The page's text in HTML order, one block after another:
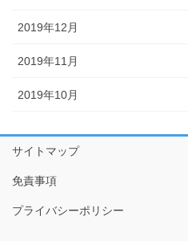
2019年12月
2019年11月
2019年10月
サイトマップ
免責事項
プライバシーポリシー